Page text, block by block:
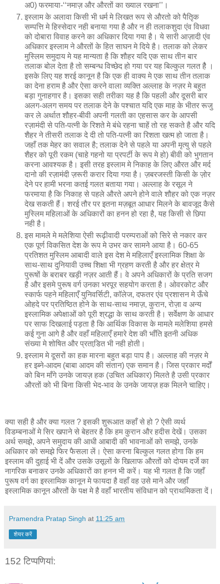
अ0) फरमाया-‘‘नमाज़ और औरतों का ख्याल रखना’’।
इस्लाम के अलावा किसी भी धर्म मे लिखत रूप से औरतो को पैतिृक
सम्पत्ति मे हिस्सेदार नही बनाया गया है और न ही तलाकशुदा एंव विधवा
को दोबारा विवाह करने का अधिकार दिया गया है। ये सारी आज़ादी एंव
अधिकार इस्लाम ने औरतों के हित साघन मे दिये है। तलाक को लेकर
मुस्लिम समुदाय मे यह मान्यता है कि शौहर यदि एक साथ तीन बार
तलाक बोल देता है तो सम्बन्ध विच्छेद हो गया पर यह बिल्कुल गलत हैै ।
इसके लिए यह शरई कानून है कि एक ही वाक्य मे एक साथ तीन तलाक
का देना हराम है और ऐसा करने वाला व्यक्ति अल्लाह के नज़र मे बहुत
बड़ा गुनाहगार है। इसका सही तरीका यह है कि पहली और दूसरी बार
अलग-अलग समय पर तलाक देने के पश्चात यदि एक माह के भीतर रूजु
कर ले अर्थात शौहर-बीवी अपनी गलती का एहसास कर के आपसी
रज़ामंदी से पति-पत्नी के रिशते मे बंधे रहना चाहें तो रह सकते है और यदि
शैहर ने तीसरी तलाक दे दी तो पति-पत्नी का रिशता खत्म हो जाता है।
जहाँ तक मेहर का सवाल है; तलाक देने से पहले या अपनी मृत्यु से पहले
शैहर को पूरी रकम (चाहे गहनो या प्रपर्टी के रूप मे हो) बीवी को भुगतान
करना आवश्यक है। इसी तरह इस्लाम मे निकाह के लिए औरत और मर्द
दानो की रज़ामंदी ज़रूरी करार दिया गया है। ज़बरजस्ती किसी के ज़ोर
देने पर हामी भरना कतई गलत बताया गया। अल्लाह के रसूल ने
फरमाया है कि निकाह से पहले औरते अपने होने वाले शौहर को एक नज़र
देख सकती हैं। शरई तौर पर इतना मज़बूत आधार मिलने के बावजूद कैसे
मुस्लिम महिलाओं के अधिकारों का हनन हो रहा है, यह किसी से छिपा
नही है।
इस मामले मे मलेशिया ऐसी रूढ़ीवादी परम्पराओं को सिरे से नकार कर
एक पूर्ण विकसित देश के रूप मे उभर कर सामने आया है। 60-65
प्रतिशत मुस्लिम आबादी वाले इस देश मे महिलाएँ इस्लामिक शिक्षा के
साथ-साथ दुनियावी उच्च शिक्षा भी ग्रहण करती है और हर क्षेत्र मे
पुरूषों के बराबर खड़ी नज़र आती हैं। वे अपने अधिकारों के प्रति सजग
है और इसमे पुरूष वर्ग उनका भरपूर सहयोग करता है। ओवरकोट और
स्कार्फ पहने महिलाएँ युनिवर्सिटी, काॅलेज, दफतर एंव प्रशासन मे ऊँचे
ओहदे पर प्रतिष्ठित होने के साथ-साथ नमाज़, कुरान, रोज़ा व अन्य
इस्लामिक अपेक्षाओं को पूरी श्रद्धा के साथ करती है। सर्वेक्षण के आधार
पर साफ दिखलाई पड़ता है कि आर्थिक विकास के मामले मलेशिया हमसे
कई गुना आगे है और वहाँ महिलाएँ हमारे देश की भाँति इतनी अधिक
संख्या मे शोषित और प्रताडि़त भी नही होती।
इस्लाम मे दूसरों का हक मारना बहुत बड़ा पाप है। अल्लाह की नज़र मे
हर इब्ने-आदम (बाबा आदम की संतान) एक समान है। जिस प्रकार मर्दों
को बिन माँगे उनके जायज़ हक (उचित अधिकार) मिलते है उसी प्रकार
औरतों को भी बिना किसी भेद-भाव के उनके जायज़ हक मिलने चाहिए।
क्या सही है और क्या गलत ? इसकी शुरूआत कहाँ से हो ? ऐसी व्यर्थ
विडम्बनाओं मे सिर खपाने से बेहतर है कि हम कुरान और हदीस देखें। उसका
अर्थ समझे, अपने समुदाय की आधी आबादी की भावनाओं को समझे, उनके
अधिकार को समझे फिर फैसला लें। ऐसा करना बिल्कुल गलत होगा कि हम
इस्लाम की दुहाई भी दें और उसके उसूलों के खिलाफ औरतों को दोयम दर्जे का
नागरिक बनाकर उनके अधिकारों का हनन भी करें। यह भी गलत है कि जहाँ
पुरूष वर्ग का इस्लामिक कानून मे फायदा है वहाँ वह उसे माने और जहाँ
इस्लामिक कानून औरतों के पक्ष मे है वहाँ भारतीय संविधान को प्राथमिकता दें।
Pramendra Pratap Singh at 11:25 am
शेयर करें
152 टिप्‍पणियां: